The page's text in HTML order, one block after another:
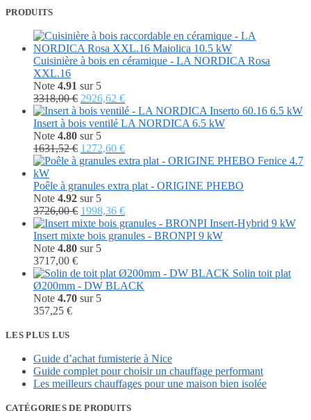
PRODUITS
Cuisinière à bois en céramique - LA NORDICA Rosa
XXL.16
Note 4.91 sur 5
3318,00€ Le
prix
initial
était :
3318,00 €.
2926,62 €Le
prix
actuel
2926,62 €.
Insert à bois ventilé LA NORDICA 6.5 kW
Note 4.80 sur 5
1631,52€ Le
prix
était :
1631,52 €.
1272,60 €Le
prix
est :
Poêle à granules extra plat - ORIGINE PHEBO
Note 4.92 sur 5
3726,00€ Le
prix
initial
était :
1998,36 €Le
prix
actuel
Insert mixte bois granules - BRONPI 9 kW
Note 4.80 sur 5
3717,00 €
Solin toit plat
Ø200mm - DW BLACK
Note 4.70 sur 5
357,25 €
LES PLUS LUS
Guide d’achat fumisterie à Nice
Guide complet pour choisir un chauffage performant
Les meilleurs chauffages pour une maison bien isolée
CATÉGORIES DE PRODUITS